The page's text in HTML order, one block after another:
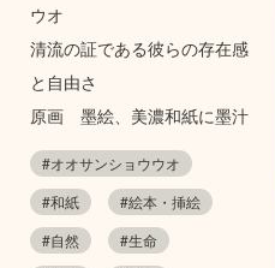
ウオ
清流の証である彼らの存在感
と自由さ
原画 墨絵、美濃和紙に墨汁
#オオサンショウウオ
#和紙
#絵本・挿絵
#自然
#生命